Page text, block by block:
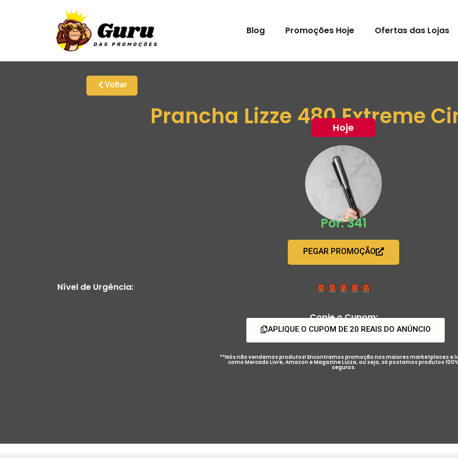
Blog Promoções Hoje Ofertas das Lojas
Voltar
Prancha Lizze 480 Extreme
Hoje
Por: 341
PEGAR PROMOÇÃO
Nível de Urgência:
Copie o Cupom:
APLIQUE O CUPOM DE 20 REAIS DO ANÚNCIO
**Nós não vendemos produtos! Encontramos promoção nos maiores marketplaces e
como Mercado Livre, Amazon e Magazine Luiza, ou seja, só postamos produtos 100%
seguros.